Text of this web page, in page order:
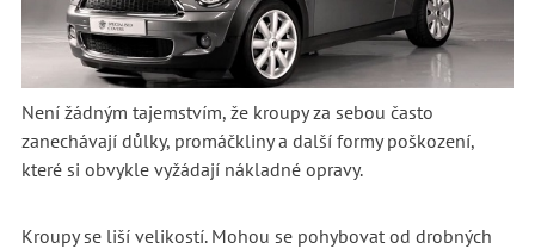
Není žádným tajemstvím, že kroupy za sebou často
zanechávají důlky, promáčkliny a další formy poškození,
které si obvykle vyžádají nákladné opravy.
Kroupy se liší velikostí. Mohou se pohybovat od drobných